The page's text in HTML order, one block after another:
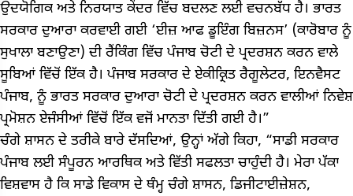
ਉਦਯੋਗਿਕ ਅਤੇ ਨਿਰਯਾਤ ਕੇਂਦਰ ਵਿੱਚ ਬਦਲਣ ਲਈ ਵਚਨਬੱਧ ਹੈ। ਭਾਰਤ
ਸਰਕਾਰ ਦੁਆਰਾ ਕਰਵਾਈ ਗਈ ‘ਈਜ਼ ਆਫ ਡੂਇੰਗ ਬਿਜ਼ਨਸ’ (ਕਾਰੋਬਾਰ ਨੂੰ
ਸੁਖਾਲਾ ਬਣਾਉਣਾ) ਦੀ ਰੈਂਕਿੰਗ ਵਿੱਚ ਪੰਜਾਬ ਚੋਟੀ ਦੇ ਪ੍ਰਦਰਸ਼ਨ ਕਰਨ ਵਾਲੇ
ਸੂਬਿਆਂ ਵਿੱਚੋਂ ਇੱਕ ਹੈ। ਪੰਜਾਬ ਸਰਕਾਰ ਦੇ ਏਕੀਕ੍ਰਿਤ ਰੈਗੂਲੇਟਰ, ਇਨਵੈਸਟ
ਪੰਜਾਬ, ਨੂੰ ਭਾਰਤ ਸਰਕਾਰ ਦੁਆਰਾ ਚੋਟੀ ਦੇ ਪ੍ਰਦਰਸ਼ਨ ਕਰਨ ਵਾਲੀਆਂ ਨਿਵੇਸ਼
ਪ੍ਰਮੋਸ਼ਨ ਏਜੰਸੀਆਂ ਵਿੱਚੋਂ ਇੱਕ ਵਜੋਂ ਮਾਨਤਾ ਦਿੱਤੀ ਗਈ ਹੈ।”
ਚੰਗੇ ਸ਼ਾਸਨ ਦੇ ਤਰੀਕੇ ਬਾਰੇ ਦੱਸਦਿਆਂ, ਉਨ੍ਹਾਂ ਅੱਗੇ ਕਿਹਾ, “ਸਾਡੀ ਸਰਕਾਰ
ਪੰਜਾਬ ਲਈ ਸੰਪੂਰਨ ਆਰਥਿਕ ਅਤੇ ਵਿੱਤੀ ਸਫਲਤਾ ਚਾਹੁੰਦੀ ਹੈ। ਮੇਰਾ ਪੱਕਾ
ਵਿਸ਼ਵਾਸ ਹੈ ਕਿ ਸਾਡੇ ਵਿਕਾਸ ਦੇ ਥੰਮ੍ਹ ਚੰਗੇ ਸ਼ਾਸਨ, ਡਿਜੀਟਾਈਜ਼ੇਸ਼ਨ,